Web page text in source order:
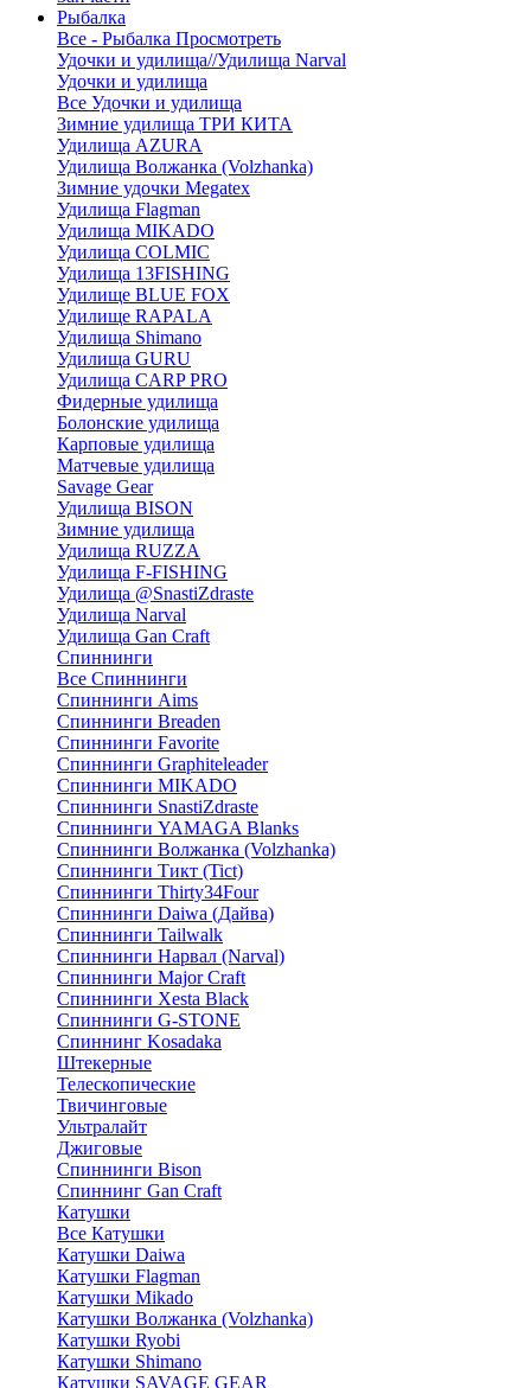
Рыбалка
Все - Рыбалка Просмотреть
Удочки и удилища//Удилища Narval
Удочки и удилища
Все Удочки и удилища
Зимние удилища ТРИ КИТА
Удилища AZURA
Удилища Волжанка (Volzhanka)
Зимние удочки Megatex
Удилища Flagman
Удилища MIKADO
Удилища COLMIC
Удилища 13FISHING
Удилище BLUE FOX
Удилище RAPALA
Удилища Shimano
Удилища GURU
Удилища CARP PRO
Фидерные удилища
Болонские удилища
Карповые удилища
Матчевые удилища
Savage Gear
Удилища BISON
Зимние удилища
Удилища RUZZA
Удилища F-FISHING
Удилища @SnastiZdraste
Удилища Narval
Удилища Gan Craft
Спиннинги
Все Спиннинги
Спиннинги Aims
Спиннинги Breaden
Спиннинги Favorite
Спиннинги Graphiteleader
Спиннинги MIKADO
Спиннинги SnastiZdraste
Спиннинги YAMAGA Blanks
Спиннинги Волжанка (Volzhanka)
Спиннинги Тикт (Tict)
Спиннинги Thirty34Four
Спиннинги Daiwa (Дайва)
Спиннинги Tailwalk
Спиннинги Нарвал (Narval)
Спиннинги Major Craft
Спиннинги Xesta Black
Спиннинги G-STONE
Спиннинг Kosadaka
Штекерные
Телескопические
Твичинговые
Ультралайт
Джиговые
Спиннинги Bison
Спиннинг Gan Craft
Катушки
Все Катушки
Катушки Daiwa
Катушки Flagman
Катушки Mikado
Катушки Волжанка (Volzhanka)
Катушки Ryobi
Катушки Shimano
Катушки SAVAGE GEAR